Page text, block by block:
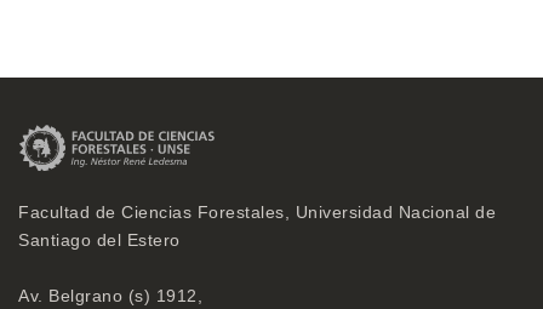
Facultad de Ciencias Forestales, Universidad Nacional de
Santiago del Estero
Av. Belgrano (s) 1912,